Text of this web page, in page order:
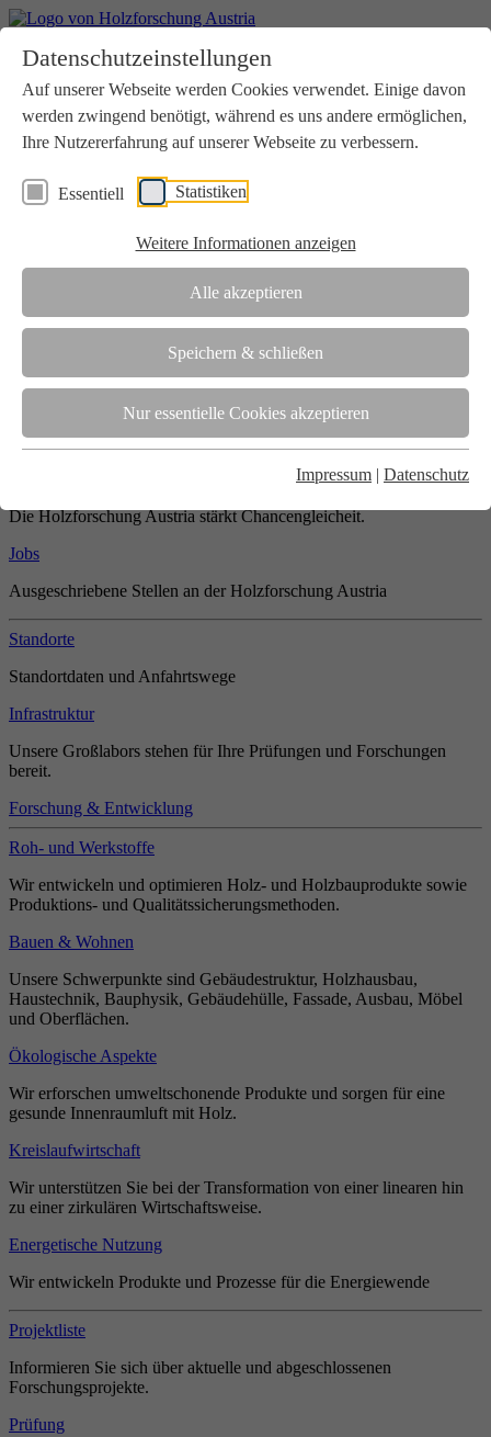
Datenschutzeinstellungen
Auf unserer Webseite werden Cookies verwendet. Einige davon
werden zwingend benötigt, während es uns andere ermöglichen,
Ihre Nutzererfahrung auf unserer Webseite zu verbessern.
Essentiell Statistiken
Weitere Informationen anzeigen
Alle akzeptieren
Speichern & schließen
Nur essentielle Cookies akzeptieren
Impressum | Datenschutz
Aktuelles
Downloads
Kontakt
Login
Verein
Wir unterstützen die Interessen der Holzbranche in enger
Zusammenarbeit mit Wissenschaft und Wirtschaft.
Die Holzforschung Austria ist akkreditierte Prüf-, Inspektions- und
Team
Unsere gesamte Kompetenz ist in unseren Mitarbeiter:innen
gebündelt
Die Holzforschung Austria stärkt Chancengleicheit.
Jobs
Ausgeschriebene Stellen an der Holzforschung Austria
Standorte
Standortdaten und Anfahrtswege
Infrastruktur
Unsere Großlabors stehen für Ihre Prüfungen und Forschungen
bereit.
Forschung & Entwicklung
Roh- und Werkstoffe
Wir entwickeln und optimieren Holz- und Holzbauprodukte sowie
Produktions- und Qualitätssicherungsmethoden.
Bauen & Wohnen
Unsere Schwerpunkte sind Gebäudestruktur, Holzhausbau,
Haustechnik, Bauphysik, Gebäudehülle, Fassade, Ausbau, Möbel
und Oberflächen.
Ökologische Aspekte
Wir erforschen umweltschonende Produkte und sorgen für eine
gesunde Innenraumluft mit Holz.
Kreislaufwirtschaft
Wir unterstützen Sie bei der Transformation von einer linearen hin
zu einer zirkulären Wirtschaftsweise.
Energetische Nutzung
Wir entwickeln Produkte und Prozesse für die Energiewende
Projektliste
Informieren Sie sich über aktuelle und abgeschlossenen
Forschungsprojekte.
Prüfung